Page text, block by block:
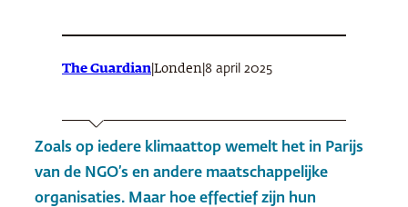
The Guardian Londen 8 april 2025
Zoals op iedere klimaattop wemelt het in Parijs
van de NGO’s en andere maatschappelijke
organisaties. Maar hoe effectief zijn hun